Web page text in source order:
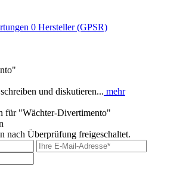
0 Hersteller (GPSR)
und diskutieren... mehr
für "Wächter-Divertimento"
nach Überprüfung freigeschaltet.